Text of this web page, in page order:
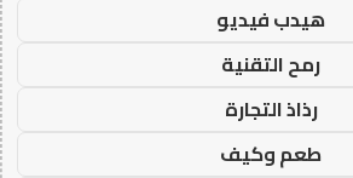
هيدب فيديو
رمح التقنية
رذاذ التجارة
طعم وكيف